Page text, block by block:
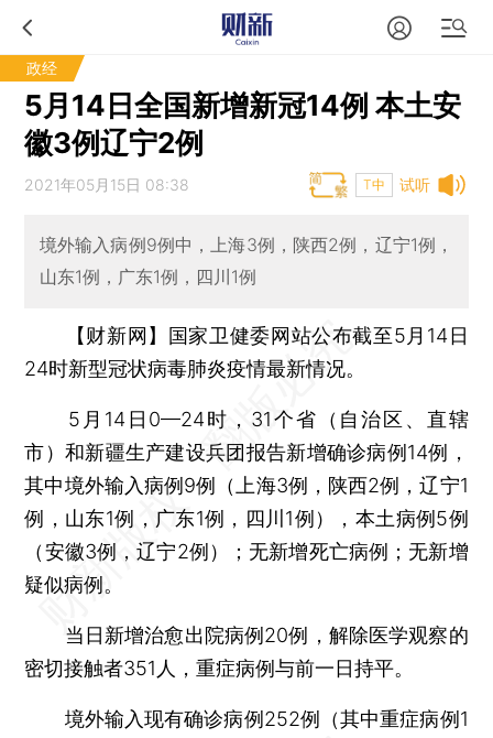
政经
5月14日全国新增新冠14例 本土安
徽3例辽宁2例
试听
2021年05月15日 08:38 T中
境外输入病例9例中，上海3例，陕西2例，辽宁1例，
山东1例，广东1例，四川1例
【财新网】
国家卫健委网站公布截至5月14日
24时新型冠状病毒肺炎疫情最新情况。
5月14日0—24时，31个省（自治区、直辖
市）和新疆生产建设兵团报告新增确诊病例14例，
其中境外输入病例9例（上海3例，陕西2例，辽宁1
例，山东1例，广东1例，四川1例），本土病例5例
（安徽3例，辽宁2例）；无新增死亡病例；无新增
疑似病例。
当日新增治愈出院病例20例，解除医学观察的
密切接触者351人，重症病例与前一日持平。
境外输入现有确诊病例252例（其中重症病例1